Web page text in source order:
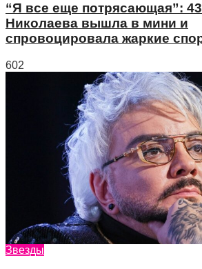
“Я все еще потрясающая”:
Николаева вышла в мини и
спровоцировала жаркие
602
Звезды